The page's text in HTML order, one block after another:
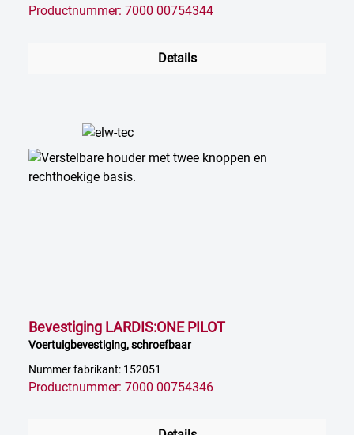
Productnummer: 7000 00754344
Details
Bevestiging LARDIS:ONE PILOT
Voertuigbevestiging, schroefbaar
Nummer fabrikant: 152051
Productnummer: 7000 00754346